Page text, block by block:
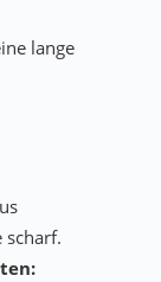
lange
scharf.